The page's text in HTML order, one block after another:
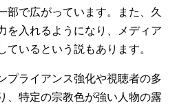
部で広がっています。また、久
を入れるようになり、メディア
ているという説もあります。
プライアンス強化や視聴者の多
、特定の宗教色が強い人物の露